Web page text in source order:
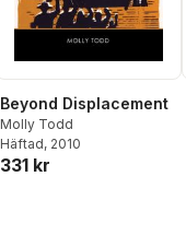
Beyond Displacement
Molly Todd
Häftad, 2010
331 kr